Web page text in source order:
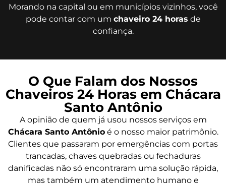
Morando na capital ou em municípios vizinhos, você
pode contar com um chaveiro 24 horas de
confiança.
O Que Falam dos Nossos
Chaveiros 24 Horas em Chácara
Santo Antônio
A opinião de quem já usou nossos serviços em
Chácara Santo Antônioé o nosso maior patrimônio.
Clientes que passaram por emergências com portas
trancadas, chaves quebradas ou fechaduras
danificadas não só encontraram uma solução rápida,
mas também um atendimento humano e